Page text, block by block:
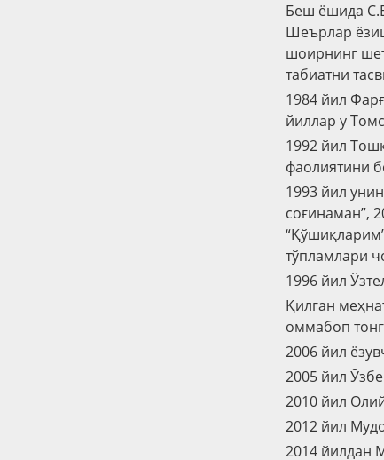
Беш ёшида
Шеърлар
шоирнинг
табиатни
1984 йил
йиллар у
1992 йил
фаолиятини
1993 йил
соғинаман”,
тўпламлари
1996 йил
Қилган
оммабоп
2006 йил
2005 йил
2010 йил
2012 йил
2014 йилдан